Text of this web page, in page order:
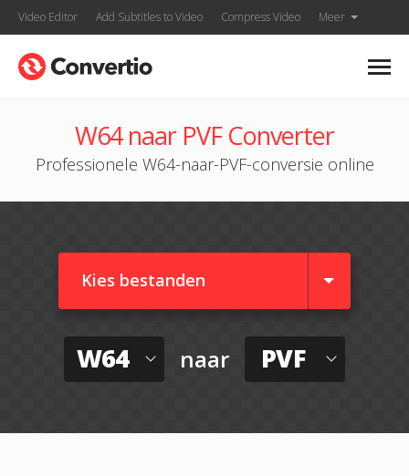
Video Editor Add Subtitles to Video Compress Video Meer
W64 naar PVF Converter
Professionele W64-naar-PVF-conversie online
Kies bestanden
W64 naar PVF